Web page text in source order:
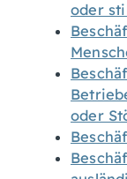
oder
oder